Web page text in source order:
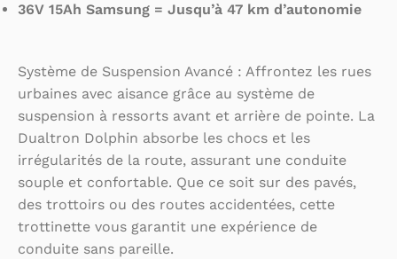
36V 15Ah Samsung = Jusqu’à 47 km d’autonomie
Système de Suspension Avancé : Affrontez les rues
urbaines avec aisance grâce au système de
suspension à ressorts avant et arrière de pointe. La
Dualtron Dolphin absorbe les chocs et les
irrégularités de la route, assurant une conduite
souple et confortable. Que ce soit sur des pavés,
des trottoirs ou des routes accidentées, cette
trottinette vous garantit une expérience de
conduite sans pareille.